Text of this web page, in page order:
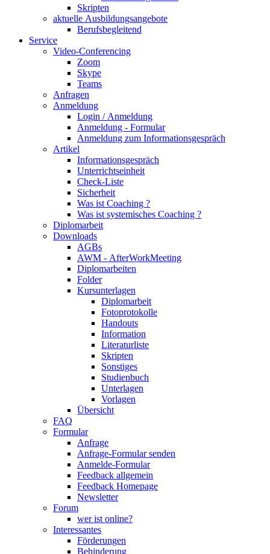
Skripten
aktuelle Ausbildungsangebote
Berufsbegleitend
Service
Video-Conferencing
Zoom
Skype
Teams
Anfragen
Anmeldung
Login / Anmeldung
Anmeldung - Formular
Anmeldung zum Informationsgespräch
Artikel
Informationsgespräch
Unterrichtseinheit
Check-Liste
Sicherheit
Was ist Coaching ?
Was ist systemisches Coaching ?
Diplomarbeit
Downloads
AGBs
AWM - AfterWorkMeeting
Diplomarbeiten
Folder
Kursunterlagen
Diplomarbeit
Fotoprotokolle
Handouts
Information
Literaturliste
Skripten
Sonstiges
Studienbuch
Unterlagen
Vorlagen
Übersicht
FAQ
Formular
Anfrage
Anfrage-Formular senden
Anmelde-Formular
Feedback allgemein
Feedback Homepage
Newsletter
Forum
wer ist online?
Interessantes
Förderungen
Behinderung